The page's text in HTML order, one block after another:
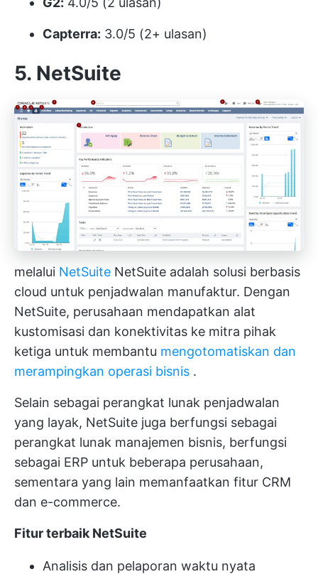
Capterra: 3.0/5 (2+ ulasan)
5. NetSuite
melalui NetSuite NetSuite adalah solusi berbasis
cloud untuk penjadwalan manufaktur. Dengan
NetSuite, perusahaan mendapatkan alat
kustomisasi dan konektivitas ke mitra pihak
ketiga untuk membantu mengotomatiskan dan
merampingkan operasi bisnis .
Selain sebagai perangkat lunak penjadwalan
yang layak, NetSuite juga berfungsi sebagai
perangkat lunak manajemen bisnis, berfungsi
sebagai ERP untuk beberapa perusahaan,
sementara yang lain memanfaatkan fitur CRM
dan e-commerce.
Fitur terbaik NetSuite
Analisis dan pelaporan waktu nyata